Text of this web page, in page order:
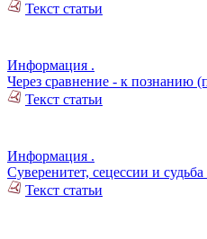
Текст статьи
Информация .
Через сравнение - к познанию
Текст статьи
Информация .
Суверенитет, сецессии и судьба
Текст статьи